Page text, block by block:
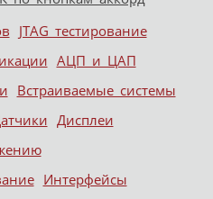
JTAG тестирование
АЦП и ЦАП
Встраиваемые системы
Дисплеи
Интерфейсы